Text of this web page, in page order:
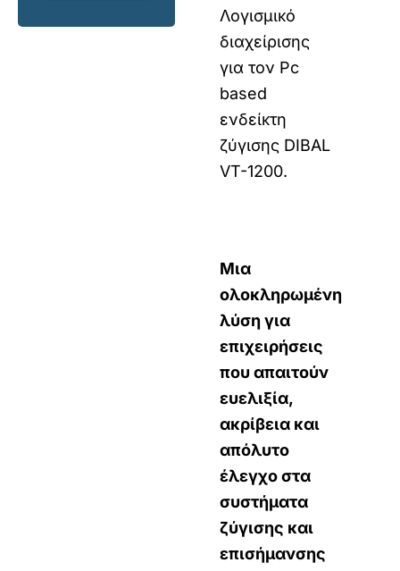
Λογισμικό
διαχείρισης
για τον Pc
based
ενδείκτη
ζύγισης DIBAL
VT-1200.
Μια
ολοκληρωμένη
λύση για
επιχειρήσεις
που απαιτούν
ευελιξία,
ακρίβεια και
απόλυτο
έλεγχο στα
συστήματα
ζύγισης και
επισήμανσης